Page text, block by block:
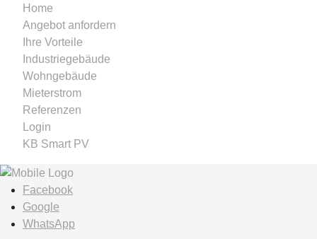
Home
Angebot anfordern
Ihre Vorteile
Industriegebäude
Wohngebäude
Mieterstrom
Referenzen
Login
KB Smart PV
Facebook
Google
WhatsApp